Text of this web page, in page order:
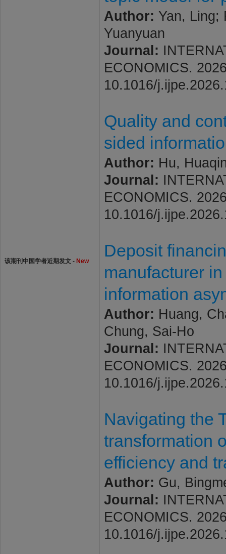
该期刊中国学者近期发文 - New
Author: Yan, Ling;
Yuanyuan
Journal:
ECONOMICS.
10.1016/
Quality and
sided
Author: Hu,
Journal:
ECONOMICS.
10.1016/
Deposit
manufacturer
information
Author: Huang,
Chung, Sai-Ho
Journal:
ECONOMICS.
10.1016/
Navigating the
transformation
efficiency and
Author: Gu,
Journal:
ECONOMICS.
10.1016/